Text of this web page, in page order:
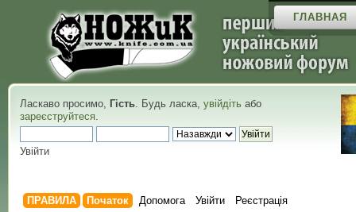
ГЛАВНАЯ
Ласкаво просимо, Гість. Будь ласка, увійдіть або
зареєструйтеся.
Увійти
ПРАВИЛА Початок Допомога Увійти Реєстрація